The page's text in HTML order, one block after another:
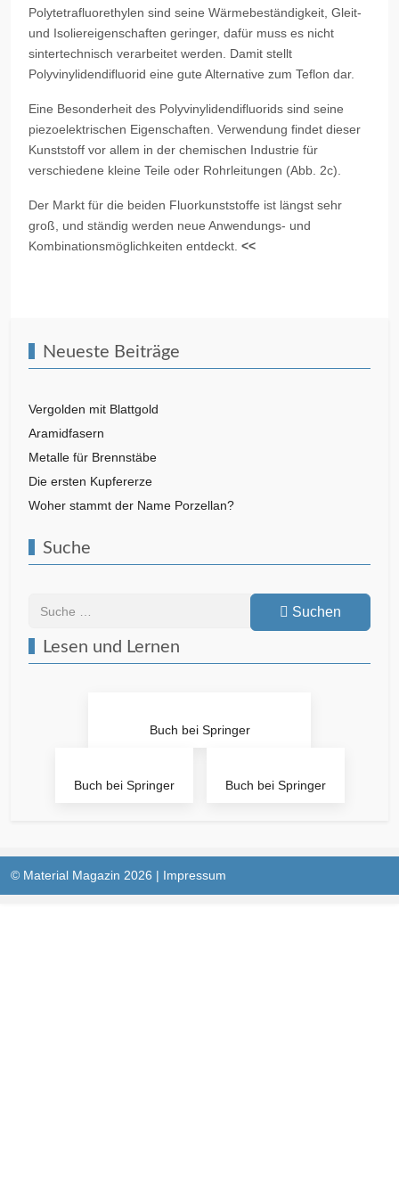
Polytetrafluorethylen sind seine Wärmebeständigkeit, Gleit-
und Isoliereigenschaften geringer, dafür muss es nicht
sintertechnisch verarbeitet werden. Damit stellt
Polyvinylidendifluorid eine gute Alternative zum Teflon dar.
Eine Besonderheit des Polyvinylidendifluorids sind seine
piezoelektrischen Eigenschaften. Verwendung findet dieser
Kunststoff vor allem in der chemischen Industrie für
verschiedene kleine Teile oder Rohrleitungen (Abb. 2c).
Der Markt für die beiden Fluorkunststoffe ist längst sehr
groß, und ständig werden neue Anwendungs- und
Kombinationsmöglichkeiten entdeckt. <<
Neueste Beiträge
Vergolden mit Blattgold
Aramidfasern
Metalle für Brennstäbe
Die ersten Kupfererze
Woher stammt der Name Porzellan?
Suche
Suchen
Lesen und Lernen
Buch bei Springer
Buch bei Springer Buch bei Springer
© Material Magazin 2026 | Impressum